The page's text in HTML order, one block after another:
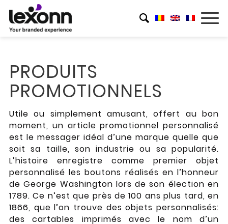
PRODUITS
PROMOTIONNELS
Utile ou simplement amusant, offert au bon
moment, un article promotionnel personnalisé
est le messager idéal d’une marque quelle que
soit sa taille, son industrie ou sa popularité.
L’histoire enregistre comme premier objet
personnalisé les boutons réalisés en l’honneur
de George Washington lors de son élection en
1789. Ce n’est que près de 100 ans plus tard, en
1866, que l’on trouve des objets personnalisés:
des cartables imprimés avec le nom d’un